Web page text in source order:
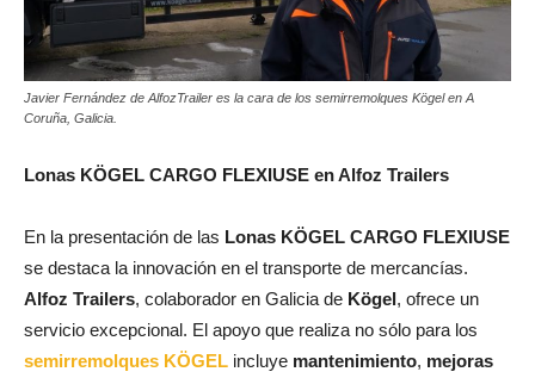
Javier Fernández de AlfozTrailer es la cara de los semirremolques Kögel en A
Coruña, Galicia.
Lonas KÖGEL CARGO FLEXIUSE en Alfoz Trailers
En la presentación de las Lonas KÖGEL CARGO FLEXIUSE
se destaca la innovación en el transporte de mercancías.
Alfoz Trailers, colaborador en Galicia de Kögel, ofrece un
servicio excepcional. El apoyo que realiza no sólo para los
semirremolques KÖGEL incluye mantenimiento, mejoras